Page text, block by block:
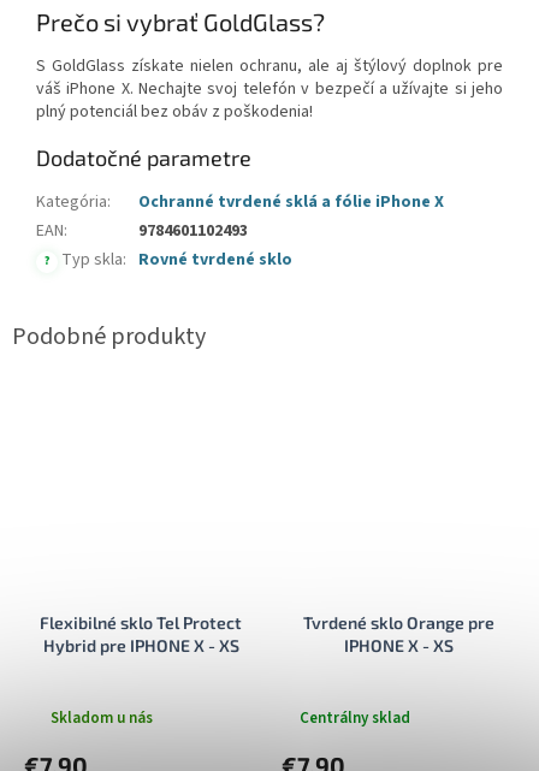
Prečo si vybrať GoldGlass?
S GoldGlass získate nielen ochranu, ale aj štýlový doplnok pre
váš iPhone X. Nechajte svoj telefón v bezpečí a užívajte si jeho
plný potenciál bez obáv z poškodenia!
Dodatočné parametre
Kategória:
Ochranné tvrdené sklá a fólie iPhone X
EAN: 9784601102493
? Typ skla: Rovné tvrdené sklo
Flexibilné sklo Tel Protect
Hybrid pre IPHONE X - XS
Skladom u nás
€7,90
Tvrdené sklo Orange pre
IPHONE X - XS
Centrálny sklad
€7,90